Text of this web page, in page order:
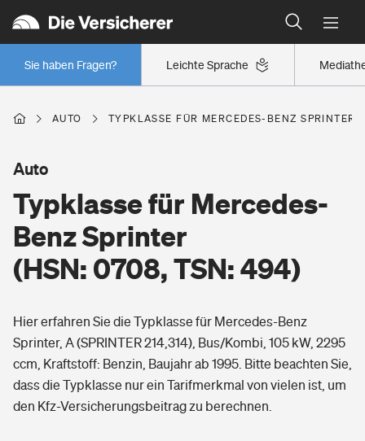
Leichte Sprache
Sie haben Fragen?
Wer versichert was: Jetzt Versicherer finden
Regionalklassen: So ist Ihre Region eingestuft
Wer versichert was: Jetzt Versicherer finden
Berufsunfähigkeitsversicherung
Erwerbsunfähigkeitsversicherung
Arbeitsrechtsschutz
Berufshaftpflichtversicherung
Wohnen
Wohngebäudeversicherung
Hausratversicherung
Elementarversicherung
Photovoltaik
Pri­vate Haft­pflicht­
Rechts­schutz­ver­si­che­rung
Gesundheit
Private Krankenversicherung
AUTO TYPKLASSE FÜR MERCEDES-BENZ
Typklasse für Mercedes-
Benz Sprinter
(HSN: 0708, TSN: 494)
Auto
Hier erfahren Sie die Typklasse für Mercedes-Benz
Sprinter, A (SPRINTER 214,314), Bus/Kombi, 105 kW, 2295
ccm, Kraftstoff: Benzin, Baujahr ab 1995. Bitte beachten Sie,
dass die Typklasse nur ein Tarifmerkmal von vielen ist, um
den Kfz-Versicherungsbeitrag zu berechnen.